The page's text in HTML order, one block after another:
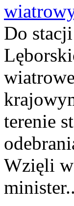
Do
terenie
Wzięli